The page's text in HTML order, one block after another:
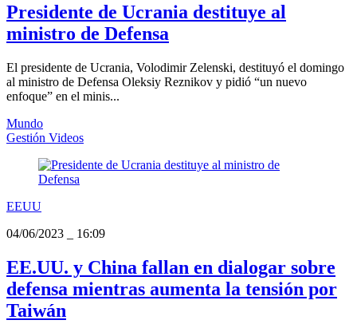
Presidente de Ucrania destituye al
ministro de Defensa
El presidente de Ucrania, Volodimir Zelenski, destituyó el domingo
al ministro de Defensa Oleksiy Reznikov y pidió “un nuevo
enfoque” en el minis...
Mundo
Gestión Videos
EEUU
04/06/2023
16:09
EE.UU. y China fallan en dialogar sobre
defensa mientras aumenta la tensión por
Taiwán